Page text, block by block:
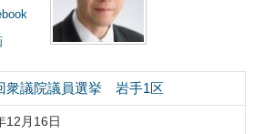
衆議院議員選挙 岩手1区
12月16日